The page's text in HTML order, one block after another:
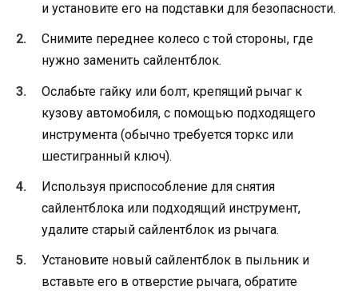
и установите его на подставки для безопасности.
Снимите переднее колесо с той стороны, где
нужно заменить сайлентблок.
Ослабьте гайку или болт, крепящий рычаг к
кузову автомобиля, с помощью подходящего
инструмента (обычно требуется торкс или
шестигранный ключ).
Используя приспособление для снятия
сайлентблока или подходящий инструмент,
удалите старый сайлентблок из рычага.
Установите новый сайлентблок в пыльник и
вставьте его в отверстие рычага, обратите